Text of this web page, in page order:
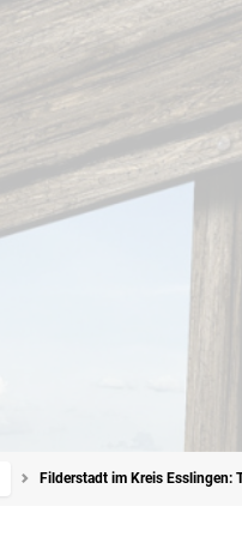
Filderstadt im Kreis Esslingen: